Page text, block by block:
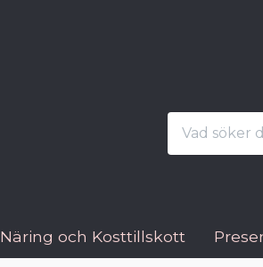
Näring och Kosttillskott